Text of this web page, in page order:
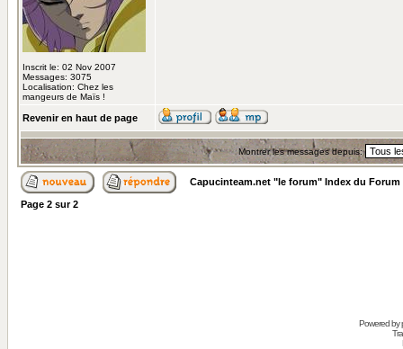
Inscrit le: 02 Nov 2007
Messages: 3075
Localisation: Chez les
mangeurs de Maïs !
Revenir en haut de page
Montrer les messages depuis:
Capucinteam.net "le forum" Index du Forum
Page 2 sur2
Powered by